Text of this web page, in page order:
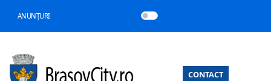
ANUNȚURI
CONTACT